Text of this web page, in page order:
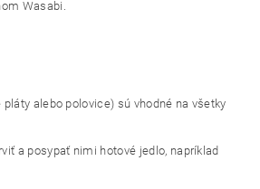
Wasabi.
alebo polovice) sú vhodné na všetky
a posypať nimi hotové jedlo, napríklad